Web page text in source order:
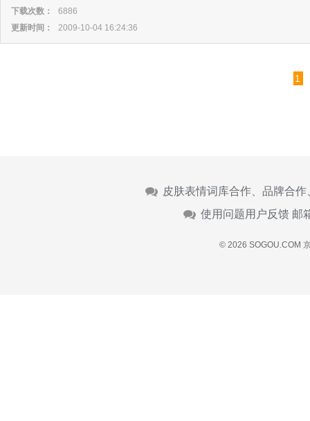
下载次数：
6886
更新时间：
2009-10-04 16:24:36
1
皮肤表情词库合作、品牌合
使用问题用户反馈 邮
© 2026 SOGOU.COM